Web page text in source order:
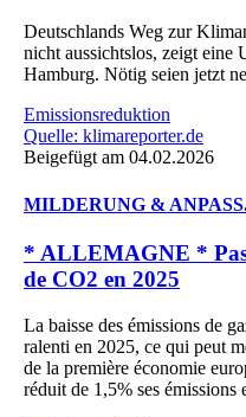
Deutschlands Weg zur
nicht aussichtslos, zeigt eine
Hamburg. Nötig seien jetzt
Emissionsreduktion
Quelle: klimareporter.de
Beigefügt am 04.02.2026
MILDERUNG &
* ALLEMAGNE * Pas
de CO2 en 2025
La baisse des émissions de
ralenti en 2025, ce qui peut
de la première économie
réduit de 1,5% ses